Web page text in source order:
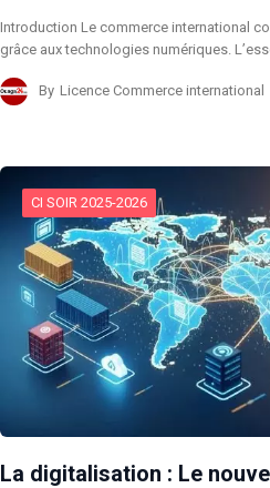
Introduction Le commerce international
grâce aux technologies numériques.
By Licence Commerce international
CI SOIR 2025-2026
La digitalisation : Le